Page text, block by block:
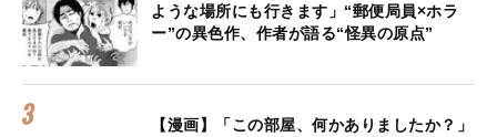
ような場所にも行きます」“郵便局員×ホラ
ー”の異色作、作者が語る“怪異の原点”
【漫画】「この部屋、何かありましたか？」